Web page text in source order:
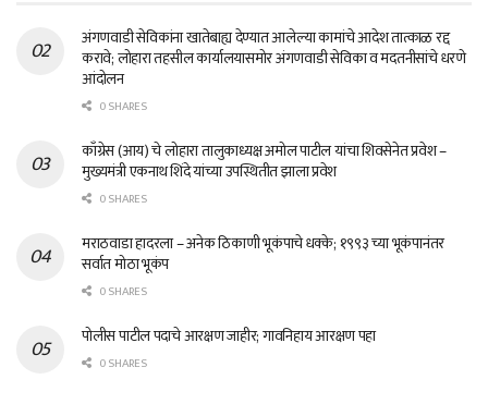
अंगणवाडी सेविकांना खातेबाह्य देण्यात आलेल्या कामांचे आदेश तात्काळ रद्द
करावे; लोहारा तहसील कार्यालयासमोर अंगणवाडी सेविका व मदतनीसांचे धरणे
आंदोलन
0 SHARES
काँग्रेस (आय) चे लोहारा तालुकाध्यक्ष अमोल पाटील यांचा शिवसेनेत प्रवेश –
मुख्यमंत्री एकनाथ शिंदे यांच्या उपस्थितीत झाला प्रवेश
0 SHARES
मराठवाडा हादरला – अनेक ठिकाणी भूकंपाचे धक्के; १९९३ च्या भूकंपानंतर
सर्वात मोठा भूकंप
0 SHARES
पोलीस पाटील पदाचे आरक्षण जाहीर; गावनिहाय आरक्षण पहा
0 SHARES